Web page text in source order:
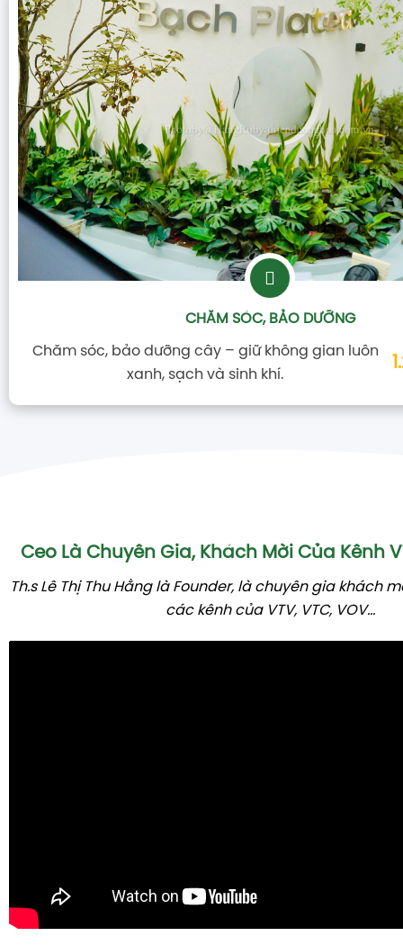
Ceo Là Chuyên Gia, Khách Mời Của Kênh
Th.s Lê Thị Thu Hằng là Founder, là chuyên gia khách
các kênh của VTV, VTC, VOV...